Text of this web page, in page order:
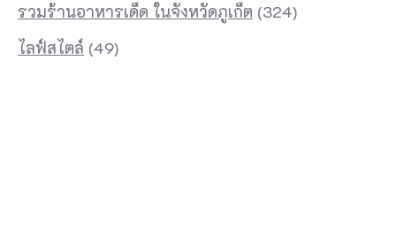
รวมร้านอาหารเด็ด ในจังหวัดภูเก็ต (324)
ไลฟ์สไตล์ (49)